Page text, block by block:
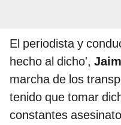
El periodista y
hecho al dicho',
marcha de los
tenido que tomar
constantes